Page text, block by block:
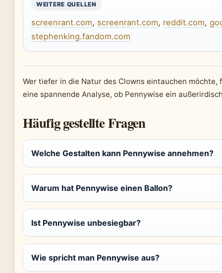
WEITERE QUELLEN
screenrant.com, screenrant.com, reddit.com,
stephenking.fandom.com
Wer tiefer in die Natur des Clowns eintauchen
eine spannende Analyse, ob Pennywise ein
Häufig gestellte Fragen
Welche Gestalten kann Pennywise annehmen?
Warum hat Pennywise einen Ballon?
Ist Pennywise unbesiegbar?
Wie spricht man Pennywise aus?